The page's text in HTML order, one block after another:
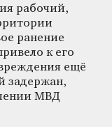
рабочий,
ранение
к его
ещё
задержан,
МВД